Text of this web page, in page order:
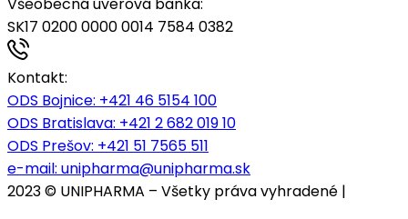
SK17 0200 0000 0014 7584 0382
Kontakt:
ODS Bojnice: +421 46 5154 100
ODS Bratislava: +421 2 682 019 10
ODS Prešov: +421 51 7565 511
e-mail: unipharma@unipharma.sk
2023 © UNIPHARMA – Všetky práva vyhradené |